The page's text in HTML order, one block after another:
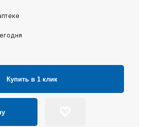
Купить в 1 клик